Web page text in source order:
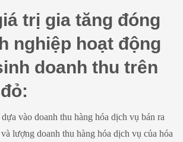
trị gia tăng đóng
nghiệp hoạt động
doanh thu trên
vào doanh thu hàng hóa dịch vụ bán ra
lượng doanh thu hàng hóa dịch vụ của hóa